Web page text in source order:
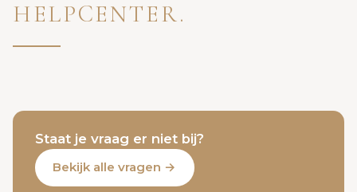
HELPCENTER.
Staat je vraag er niet bij?
Bekijk alle vragen →